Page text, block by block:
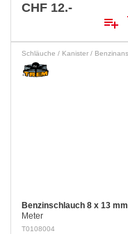
CHF 12.-
playlist_add
Benzinschlauch 8 x 13 mm
Meter
T0108004